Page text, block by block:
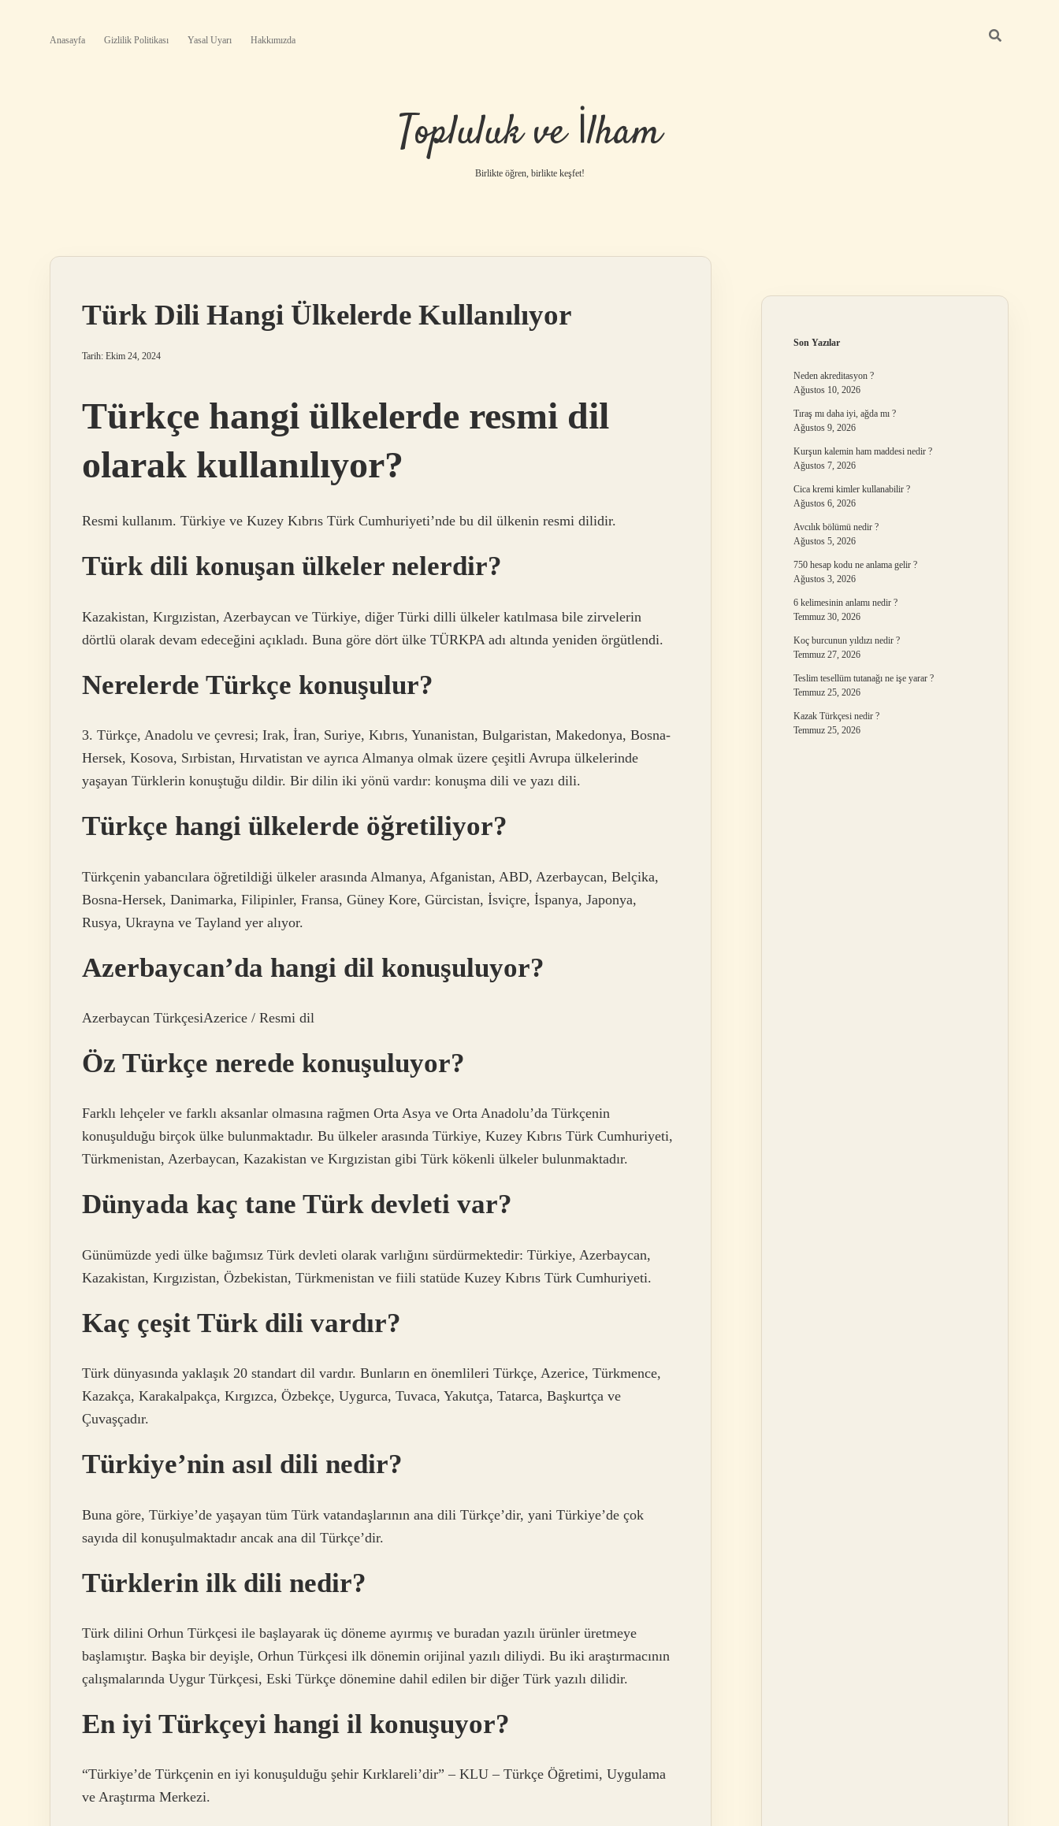
Anasayfa Gizlilik Politikası Yasal Uyarı Hakkımızda
Topluluk ve İlham
Birlikte öğren, birlikte keşfet!
Türk Dili Hangi Ülkelerde Kullanılıyor
Tarih: Ekim 24, 2024
Türkçe hangi ülkelerde resmi dil
olarak kullanılıyor?
Resmi kullanım. Türkiye ve Kuzey Kıbrıs Türk Cumhuriyeti’nde bu dil ülkenin resmi dilidir.
Türk dili konuşan ülkeler nelerdir?
Kazakistan, Kırgızistan, Azerbaycan ve Türkiye, diğer Türki dilli ülkeler katılmasa bile zirvelerin
dörtlü olarak devam edeceğini açıkladı. Buna göre dört ülke TÜRKPA adı altında yeniden örgütlendi.
Nerelerde Türkçe konuşulur?
3. Türkçe, Anadolu ve çevresi; Irak, İran, Suriye, Kıbrıs, Yunanistan, Bulgaristan, Makedonya, Bosna-
Hersek, Kosova, Sırbistan, Hırvatistan ve ayrıca Almanya olmak üzere çeşitli Avrupa ülkelerinde
yaşayan Türklerin konuştuğu dildir. Bir dilin iki yönü vardır: konuşma dili ve yazı dili.
Türkçe hangi ülkelerde öğretiliyor?
Türkçenin yabancılara öğretildiği ülkeler arasında Almanya, Afganistan, ABD, Azerbaycan, Belçika,
Bosna-Hersek, Danimarka, Filipinler, Fransa, Güney Kore, Gürcistan, İsviçre, İspanya, Japonya,
Rusya, Ukrayna ve Tayland yer alıyor.
Azerbaycan’da hangi dil konuşuluyor?
Azerbaycan TürkçesiAzerice / Resmi dil
Öz Türkçe nerede konuşuluyor?
Farklı lehçeler ve farklı aksanlar olmasına rağmen Orta Asya ve Orta Anadolu’da Türkçenin
konuşulduğu birçok ülke bulunmaktadır. Bu ülkeler arasında Türkiye, Kuzey Kıbrıs Türk Cumhuriyeti,
Türkmenistan, Azerbaycan, Kazakistan ve Kırgızistan gibi Türk kökenli ülkeler bulunmaktadır.
Dünyada kaç tane Türk devleti var?
Günümüzde yedi ülke bağımsız Türk devleti olarak varlığını sürdürmektedir: Türkiye, Azerbaycan,
Kazakistan, Kırgızistan, Özbekistan, Türkmenistan ve fiili statüde Kuzey Kıbrıs Türk Cumhuriyeti.
Kaç çeşit Türk dili vardır?
Türk dünyasında yaklaşık 20 standart dil vardır. Bunların en önemlileri Türkçe, Azerice, Türkmence,
Kazakça, Karakalpakça, Kırgızca, Özbekçe, Uygurca, Tuvaca, Yakutça, Tatarca, Başkurtça ve
Çuvaşçadır.
Türkiye’nin asıl dili nedir?
Buna göre, Türkiye’de yaşayan tüm Türk vatandaşlarının ana dili Türkçe’dir, yani Türkiye’de çok
sayıda dil konuşulmaktadır ancak ana dil Türkçe’dir.
Türklerin ilk dili nedir?
Türk dilini Orhun Türkçesi ile başlayarak üç döneme ayırmış ve buradan yazılı ürünler üretmeye
başlamıştır. Başka bir deyişle, Orhun Türkçesi ilk dönemin orijinal yazılı diliydi. Bu iki araştırmacının
çalışmalarında Uygur Türkçesi, Eski Türkçe dönemine dahil edilen bir diğer Türk yazılı dilidir.
En iyi Türkçeyi hangi il konuşuyor?
“Türkiye’de Türkçenin en iyi konuşulduğu şehir Kırklareli’dir” – KLU – Türkçe Öğretimi, Uygulama
ve Araştırma Merkezi.
Son Yazılar
Neden akreditasyon ?
Ağustos 10, 2026
Tıraş mı daha iyi, ağda mı ?
Ağustos 9, 2026
Kurşun kalemin ham maddesi nedir ?
Ağustos 7, 2026
Cica kremi kimler kullanabilir ?
Ağustos 6, 2026
Avcılık bölümü nedir ?
Ağustos 5, 2026
750 hesap kodu ne anlama gelir ?
Ağustos 3, 2026
6 kelimesinin anlamı nedir ?
Temmuz 30, 2026
Koç burcunun yıldızı nedir ?
Temmuz 27, 2026
Teslim tesellüm tutanağı ne işe yarar ?
Temmuz 25, 2026
Kazak Türkçesi nedir ?
Temmuz 25, 2026